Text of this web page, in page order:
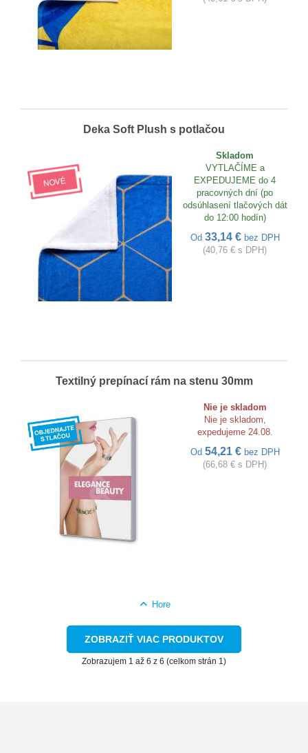
Deka Soft Plush s potlačou
Skladom
VYTLAČÍME a
EXPEDUJEME do 4
pracovných dní (po
odsúhlasení tlačových dát
do 12:00 hodín)
Od 33,14 € bez DPH
(40,76 € s DPH)
Textilný prepínací rám na stenu 30mm
Nie je skladom
Nie je skladom,
expedujeme 24.08.
Od 54,21 € bez DPH
(66,68 € s DPH)
Hore
ZOBRAZIŤ VIAC PRODUKTOV
Zobrazujem 1 až 6 z 6 (celkom strán 1)